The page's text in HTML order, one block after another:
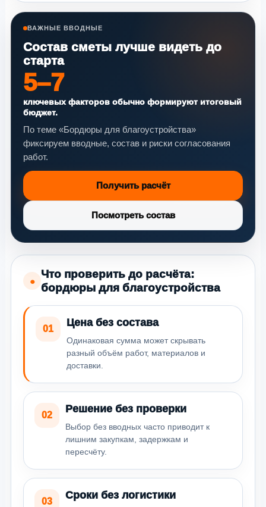
ВАЖНЫЕ ВВОДНЫЕ
Состав сметы лучше видеть до
старта
5–7
ключевых факторов обычно формируют итоговый
бюджет.
По теме «Бордюры для благоустройства»
фиксируем вводные, состав и риски согласования
работ.
Получить расчёт
Посмотреть состав
●
Что проверить до расчёта:
бордюры для благоустройства
01
Цена без состава
Одинаковая сумма может скрывать
разный объём работ, материалов и
доставки.
02
Решение без проверки
Выбор без вводных часто приводит к
лишним закупкам, задержкам и
пересчёту.
03
Сроки без логистики